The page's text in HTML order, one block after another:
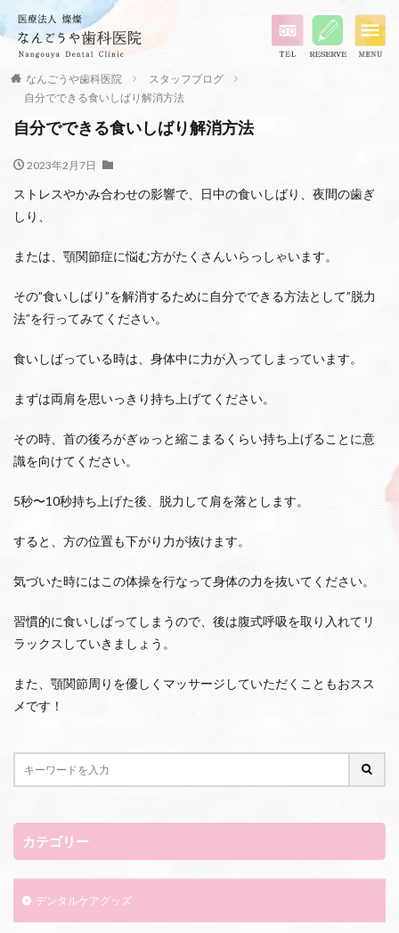
なんごうや歯科医院
スタッフブログ
自分でできる食いしばり解消方法
自分でできる食いしばり解消方法
2023年2月7日
ストレスやかみ合わせの影響で、日中の食いしばり、夜間の歯ぎ
しり、
または、顎関節症に悩む方がたくさんいらっしゃいます。
その”食いしばり”を解消するために自分でできる方法として”脱力
法”を行ってみてください。
食いしばっている時は、身体中に力が入ってしまっています。
まずは両肩を思いっきり持ち上げてください。
その時、首の後ろがぎゅっと縮こまるくらい持ち上げることに意
識を向けてください。
5秒〜10秒持ち上げた後、脱力して肩を落とします。
すると、方の位置も下がり力が抜けます。
気づいた時にはこの体操を行なって身体の力を抜いてください。
習慣的に食いしばってしまうので、後は腹式呼吸を取り入れてリ
ラックスしていきましょう。
また、顎関節周りを優しくマッサージしていただくこともおスス
メです！
カテゴリー
デンタルケアグッズ